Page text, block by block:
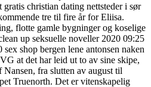
christian dating nettsteder i sør
tre til fire år for Eliisa.
flotte gamle bygninger og koselige
up seksuelle noveller 2020 09:25
shop bergen lene antonsen naken
at det har leid ut to av sine skipe,
fra slutten av august til
Truenorth. Det er vitenskapelig